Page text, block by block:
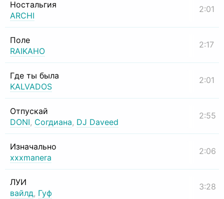
Ностальгия
ARCHI
2:01
Поле
RAIKAHO
2:17
Где ты была
KALVADOS
2:01
Отпускай
DONI, Согдиана, DJ Daveed
2:55
Изначально
xxxmanera
2:06
ЛУИ
вайлд, Гуф
3:28